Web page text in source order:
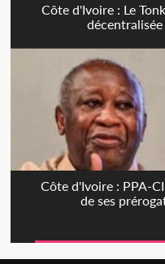
Côte d'Ivoire : Le
Côte d'Ivoire : PPA-
de ses